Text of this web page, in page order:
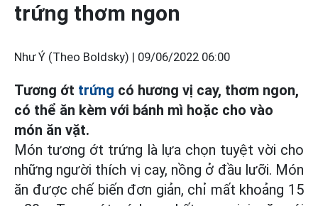
trứng thơm ngon
Như Ý (Theo Boldsky) | 09/06/2022 06:00
Tương ớt trứng có hương vị cay, thơm ngon,
có thể ăn kèm với bánh mì hoặc cho vào
món ăn vặt.
Món tương ớt trứng là lựa chọn tuyệt vời cho
những người thích vị cay, nồng ở đầu lưỡi. Món
ăn được chế biến đơn giản, chỉ mất khoảng 15